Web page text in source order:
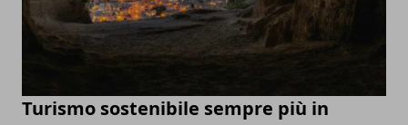
Turismo sostenibile sempre più in